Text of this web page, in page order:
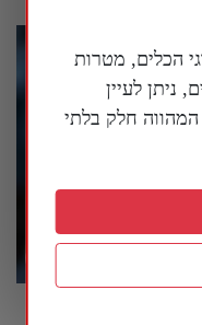
הכלים, מטרות
ניתן לעיין
חלק בלתי